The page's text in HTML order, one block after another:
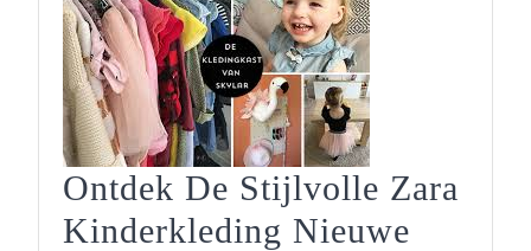
Ontdek De Stijlvolle Zara
Kinderkleding Nieuwe